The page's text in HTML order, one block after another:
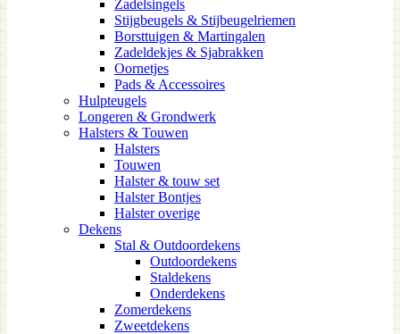
Zadelsingels
Stijgbeugels & Stijbeugelriemen
Borsttuigen & Martingalen
Zadeldekjes & Sjabrakken
Oornetjes
Pads & Accessoires
Hulpteugels
Longeren & Grondwerk
Halsters & Touwen
Halsters
Touwen
Halster & touw set
Halster Bontjes
Halster overige
Dekens
Stal & Outdoordekens
Outdoordekens
Staldekens
Onderdekens
Zomerdekens
Zweetdekens